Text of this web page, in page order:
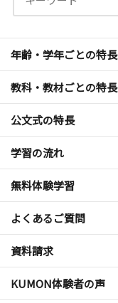
年齢・学年ごとの特長
教科・教材ごとの特長
公文式の特長
学習の流れ
無料体験学習
よくあるご質問
資料請求
KUMON体験者の声